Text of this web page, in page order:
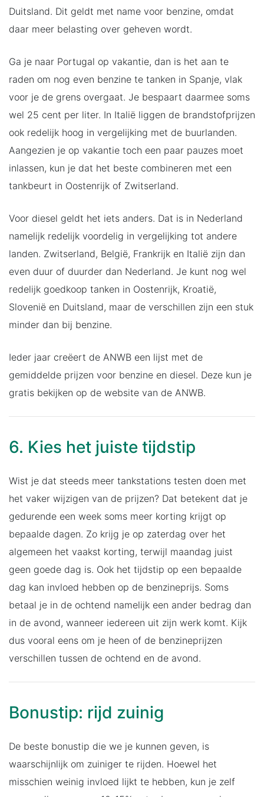
Duitsland. Dit geldt met name voor benzine, omdat
daar meer belasting over geheven wordt.
Ga je naar Portugal op vakantie, dan is het aan te
raden om nog even benzine te tanken in Spanje, vlak
voor je de grens overgaat. Je bespaart daarmee soms
wel 25 cent per liter. In Italië liggen de brandstofprijzen
ook redelijk hoog in vergelijking met de buurlanden.
Aangezien je op vakantie toch een paar pauzes moet
inlassen, kun je dat het beste combineren met een
tankbeurt in Oostenrijk of Zwitserland.
Voor diesel geldt het iets anders. Dat is in Nederland
namelijk redelijk voordelig in vergelijking tot andere
landen. Zwitserland, België, Frankrijk en Italië zijn dan
even duur of duurder dan Nederland. Je kunt nog wel
redelijk goedkoop tanken in Oostenrijk, Kroatië,
Slovenië en Duitsland, maar de verschillen zijn een stuk
minder dan bij benzine.
Ieder jaar creëert de ANWB een lijst met de
gemiddelde prijzen voor benzine en diesel. Deze kun je
gratis bekijken op de website van de ANWB.
6. Kies het juiste tijdstip
Wist je dat steeds meer tankstations testen doen met
het vaker wijzigen van de prijzen? Dat betekent dat je
gedurende een week soms meer korting krijgt op
bepaalde dagen. Zo krijg je op zaterdag over het
algemeen het vaakst korting, terwijl maandag juist
geen goede dag is. Ook het tijdstip op een bepaalde
dag kan invloed hebben op de benzineprijs. Soms
betaal je in de ochtend namelijk een ander bedrag dan
in de avond, wanneer iedereen uit zijn werk komt. Kijk
dus vooral eens om je heen of de benzineprijzen
verschillen tussen de ochtend en de avond.
Bonustip: rijd zuinig
De beste bonustip die we je kunnen geven, is
waarschijnlijk om zuiniger te rijden. Hoewel het
misschien weinig invloed lijkt te hebben, kun je zelf